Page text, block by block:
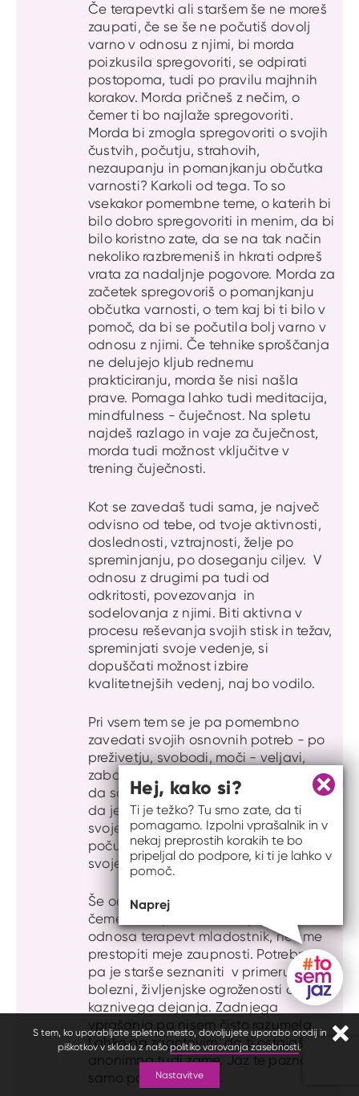
S tem, ko uporabljate spletno mesto, dovoljujete uporabo orodij in
piškotkov v skladu z našopolitiko varovanja zasebnosti.
Nastavitve
Če terapevtki ali staršem še ne moreš
zaupati, če se še ne počutiš dovolj
varno v odnosu z njimi, bi morda
poizkusila spregovoriti, se odpirati
postopoma, tudi po pravilu majhnih
korakov. Morda pričneš z nečim, o
čemer ti bo najlaže spregovoriti.
Morda bi zmogla spregovoriti o svojih
čustvih, počutju, strahovih,
nezaupanju in pomanjkanju občutka
varnosti? Karkoli od tega. To so
vsekakor pomembne teme, o katerih bi
bilo dobro spregovoriti in menim, da bi
bilo koristno zate, da se na tak način
nekoliko razbremeniš in hkrati odpreš
vrata za nadaljnje pogovore. Morda za
začetek spregovoriš o pomanjkanju
občutka varnosti, o tem kaj bi ti bilo v
pomoč, da bi se počutila bolj varno v
odnosu z njimi. Če tehnike sproščanja
ne delujejo kljub rednemu
prakticiranju, morda še nisi našla
prave. Pomaga lahko tudi meditacija,
mindfulness - čuječnost. Na spletu
najdeš razlago in vaje za čuječnost,
morda tudi možnost vključitve v
trening čuječnosti.
Kot se zavedaš tudi sama, je največ
odvisno od tebe, od tvoje aktivnosti,
doslednosti, vztrajnosti, želje po
spreminjanju, po doseganju ciljev. V
odnosu z drugimi pa tudi od
odkritosti, povezovanja in
sodelovanja z njimi. Biti aktivna v
procesu reševanja svojih stisk in težav,
spreminjati svoje vedenje, si
dopuščati možnost izbire
kvalitetnejših vedenj, naj bo vodilo.
Pri vsem tem se je pa pomembno
zavedati svojih osnovnih potreb - po
preživetju, svobodi, moči - veljavi,
zabavi, ljubezni -pripadnosti in paziti,
da so zadovoljene, potešene. Pravimo,
da je človek, ki dobro zadovoljuje
svoje potrebe v ravnovesju, se dobro
počuti in zato tudi bolje kontrolira
svoje vedenje.
Še odgovor na tvoje vprašanje. To o
čemer morajo biti seznanjeni starši iz
odnosa terapevt mladostnik, ne sme
prestopiti meje zaupnosti. Potrebno
pa je starše seznaniti v primeru
bolezni, življenjske ogroženosti ali
kaznivega dejanja. Zadnjega
vprašanja pa nisem čisto razumela.
Lahko pa zagotovim, da ti ostajaš
anonimna tudi zame. Jaz te poznam
samo pod "Nevemm".
Gumb
Zapri
Hej, kako si?
Ti je težko? Tu smo zate, da ti
pomagamo. Izpolni vprašalnik in v
nekaj preprostih korakih te bo
pripeljal do podpore, ki ti je lahko v
pomoč.
Naprej